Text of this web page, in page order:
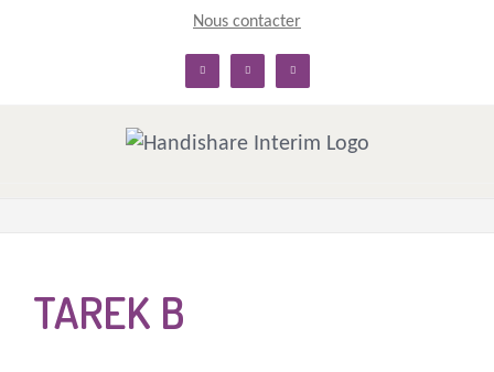
Nous contacter
linkedin facebook twitter
TAREK B